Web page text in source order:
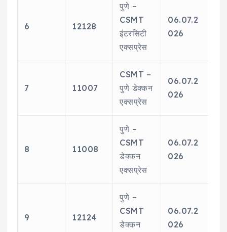
6 12128
पुणे –
CSMT
इंटरसिटी
एक्सप्रेस
06.07.2
026
7 11007
CSMT –
पुणे डेक्कन
एक्सप्रेस
06.07.2
026
8 11008
पुणे –
CSMT
डेक्कन
एक्सप्रेस
06.07.2
026
9 12124
पुणे –
CSMT
डेक्कन
06.07.2
026